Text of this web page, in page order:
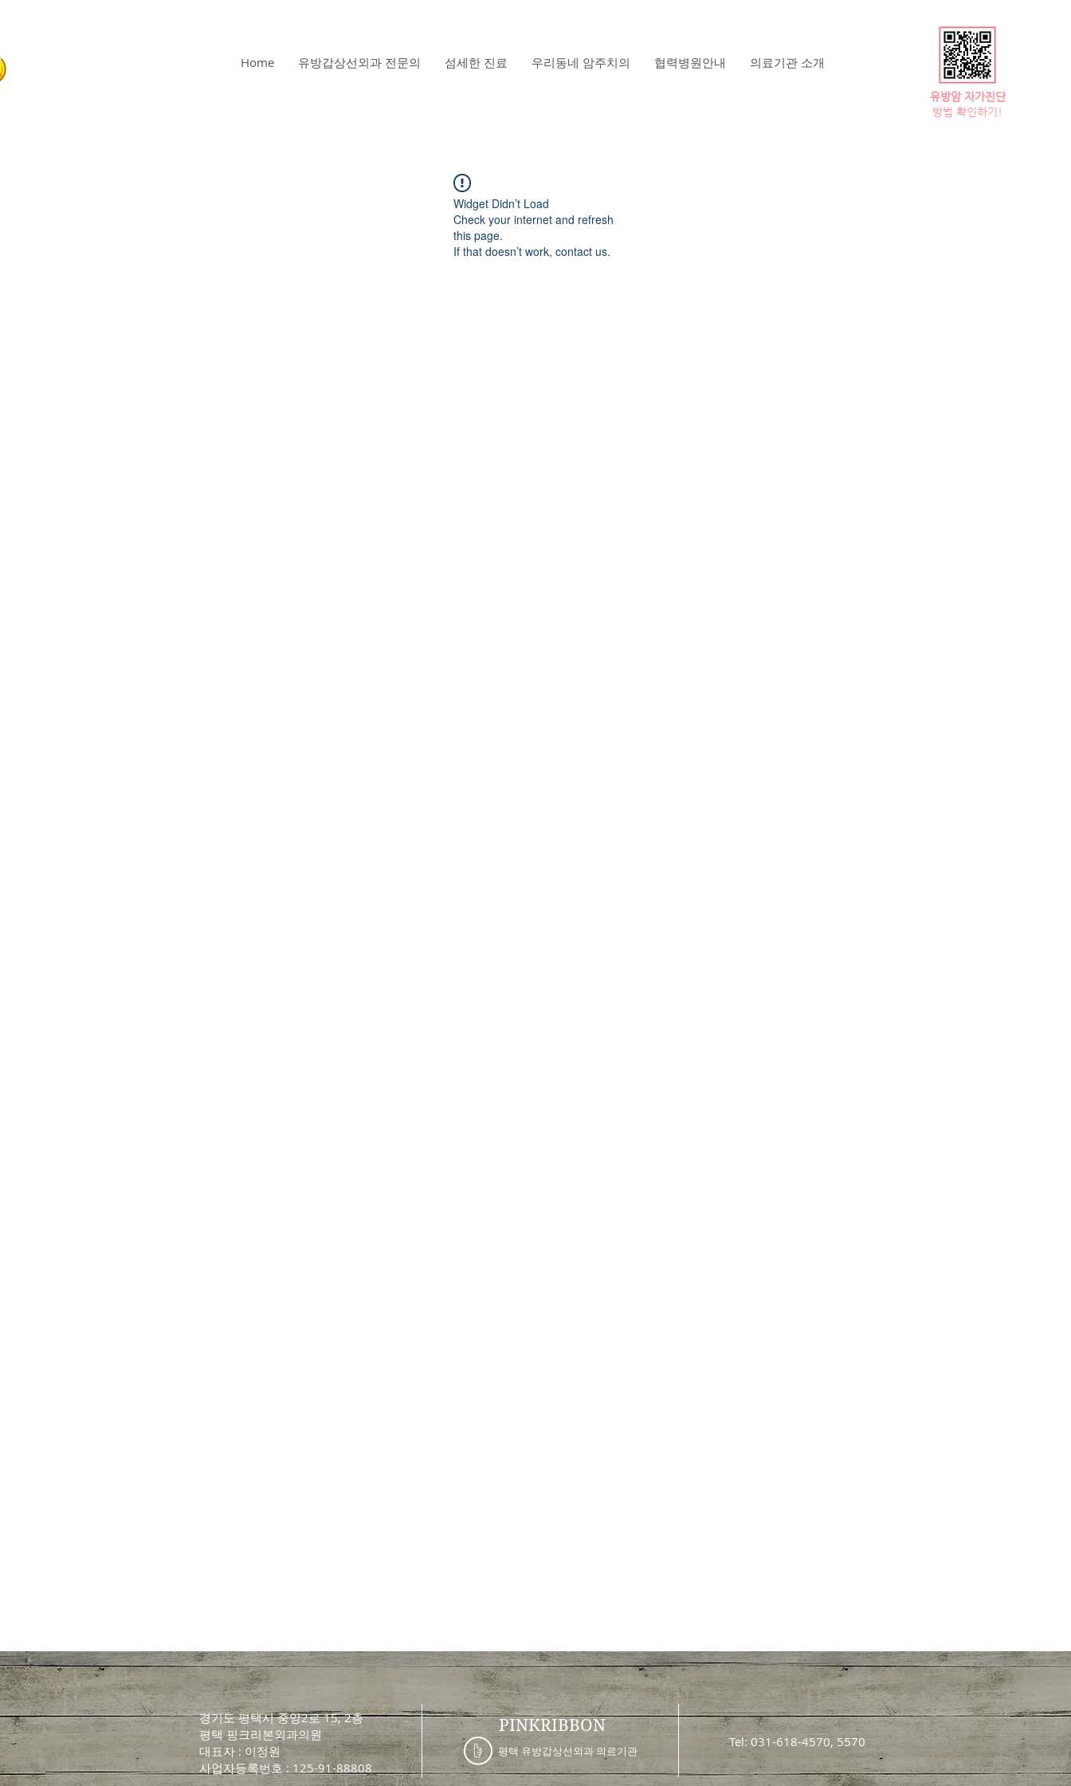
Home 유방갑상선외과 전문의 섬세한 진료 우리동네 암주치의 협력병원안내 의료기관 소개
​유방암 자가진단
방법 확인하기!
Widget Didn’t Load
Check your internet and refresh
this page.
If that doesn’t work, contact us.
PINKRIBBON
평택 유방갑상선외과 의료기관
Tel: 031-618-4570, 5570
경기도 평택시 중앙2로 15, 2층
평택 핑크리본외과의원
대표자 : 이정원
사업자등록번호 : 125-91-88808